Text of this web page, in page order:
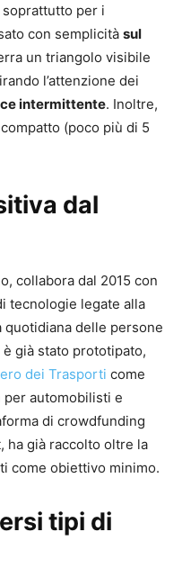
per i
con semplicità sul
un triangolo visibile
l’attenzione dei
intermittente. Inoltre,
(poco più di 5
dal
collabora dal 2015 con
tecnologie legate alla
quotidiana delle persone
già stato prototipato,
dei Trasporti come
per automobilisti e
di crowdfunding
ha già raccolto oltre la
come obiettivo minimo.
tipi di